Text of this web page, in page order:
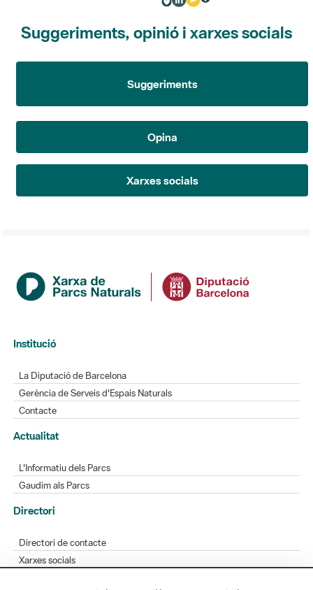
Suggeriments, opinió i xarxes socials
Suggeriments
Opina
Xarxes socials
Institució
La Diputació de Barcelona
Gerència de Serveis d'Espais Naturals
Contacte
Actualitat
L'Informatiu dels Parcs
Gaudim als Parcs
Directori
Directori de contacte
Xarxes socials